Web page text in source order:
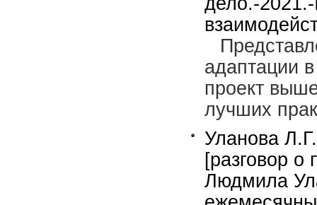
адаптации
проект
лучших
Уланова
[разговор
Людмила